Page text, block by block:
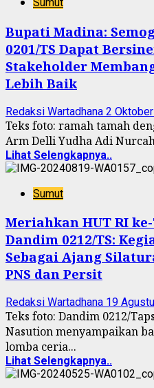
Bupati Madina:
0201/TS Dapat
Stakeholder
Lebih Baik
Redaksi Wartadhana 2
Teks foto: ramah tamah
Arm Delli Yudha Adi
Lihat Selengkapnya..
Sumut
Meriahkan HUT RI ke-
Dandim 0212/TS:
Sebagai Ajang
PNS dan Persit
Redaksi Wartadhana 19
Teks foto: Dandim 0212/
Nasution menyampaikan
lomba ceria...
Lihat Selengkapnya..